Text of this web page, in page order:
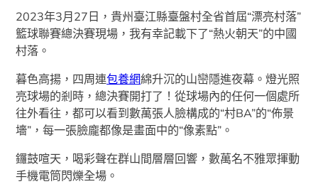
2023年3月27日，貴州臺江縣臺盤村全省首屆“漂亮村落”
籃球聯賽總決賽現場，我有幸記載下了“熱火朝天”的中國
村落。
暮色高揚，四周連包養網綿升沉的山巒隱進夜幕。燈光照
亮球場的剎時，總決賽開打了！從球場內的任何一個處所
往外看往，都可以看到數萬張人臉構成的“村BA”的“佈景
墻”，每一張臉龐都像是畫面中的“像素點”。
鑼鼓喧天，喝彩聲在群山間層層回響，數萬名不雅眾揮動
手機電筒閃爍全場。